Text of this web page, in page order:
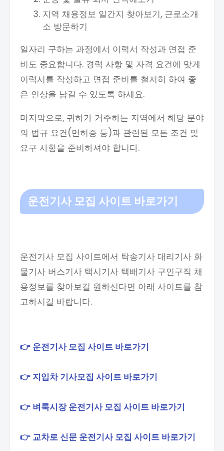
지역 채용정보 일간지 찾아보기, 근로소개
소 방문하기
일자리 구하는 과정에서 이력서 작성과 면접 준
비도 중요합니다. 경력 사항 및 자격 요건에 맞게
이력서를 작성하고 면접 준비를 철저히 하여 좋
은 인상을 남길 수 있도록 하세요.
마지막으로, 귀하가 거주하는 지역에서 해당 분야
의 법규 요건(면허증 등)과 관련된 모든 조건 및
요구 사항을 준비하셔야 합니다.
운전기사 모집 사이트 바로가기
운전기사 모집 사이트에서 탁송기사 대리기사 화
물기사 버스기사 택시기사 택배기사 구인구직 채
용정보를 찾아보길 원하신다면 아래 사이트를 참
고하시길 바랍니다.
👉 운전기사 모집 사이트 바로가기
👉 지입차 기사모집 사이트 바로가기
👉 벼룩시장 운전기사 모집 사이트 바로가기
👉 교차로 신문 운전기사 모집 사이트 바로가기